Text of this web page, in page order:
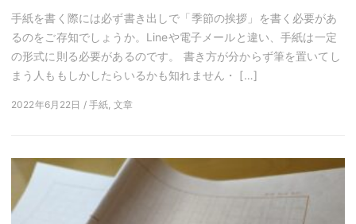
手紙を書く際には必ず書き出しで「季節の挨拶」を書く必要があ
るのをご存知でしょうか。Lineや電子メールと違い、手紙は一定
の形式に則る必要があるのです。 書き方が分からず筆を置いてし
まう人ももしかしたらいるかも知れません・ […]
2022年6月22日 / 手紙, 文章